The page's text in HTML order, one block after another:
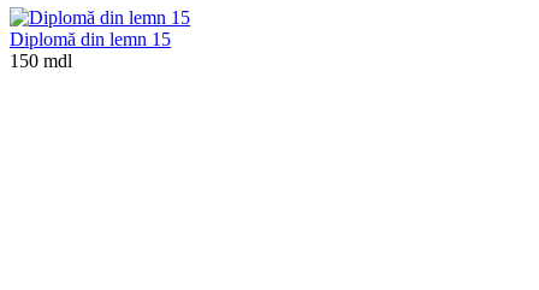
Diplomă din lemn 15
150 mdl